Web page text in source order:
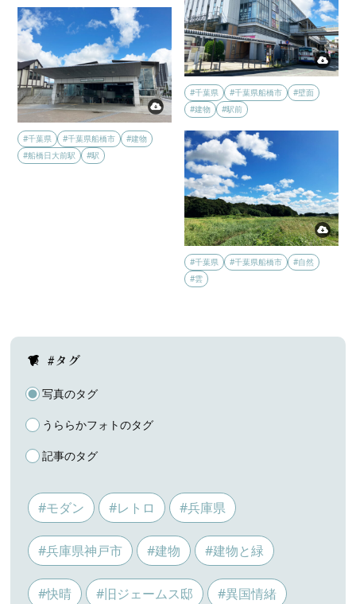
#千葉県 #千葉県船橋市
#壁面
#建物
#駅前
#千葉県 #千葉県船橋市
#建物
#船橋日大前駅
#駅
#千葉県 #千葉県船橋市
#自然
#雲
#タグ
写真のタグ
うららかフォトのタグ
記事のタグ
#モダン #レトロ #兵庫県
#兵庫県神戸市 #建物 #建物と緑
#快晴 #旧ジェームス邸 #異国情緒